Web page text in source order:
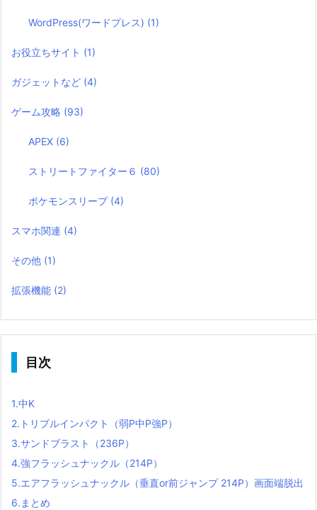
WordPress(ワードプレス) (1)
お役立ちサイト (1)
ガジェットなど (4)
ゲーム攻略 (93)
APEX (6)
ストリートファイター６ (80)
ポケモンスリープ (4)
スマホ関連 (4)
その他 (1)
拡張機能 (2)
目次
1.中K
2. トリプルインパクト（弱P中P強P）
3.サンドブラスト（236P）
4.強フラッシュナックル（214P）
5.エアフラッシュナックル（垂直or前ジャンプ 214P）画面端脱出
6. まとめ